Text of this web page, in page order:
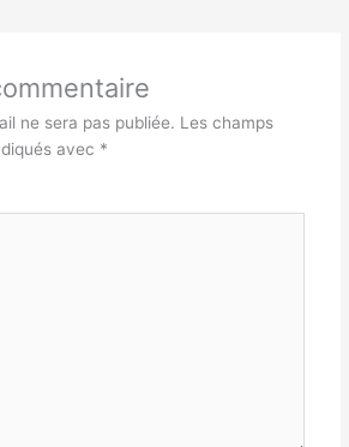
ne sera pas publiée. Les champs
avec *